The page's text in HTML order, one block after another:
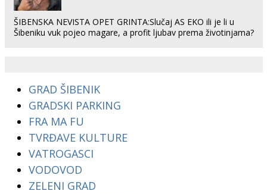
ŠIBENSKA NEVISTA OPET GRINTA:Slučaj AS EKO ili je li u
Šibeniku vuk pojeo magare, a profit ljubav prema životinjama?
GRAD ŠIBENIK
GRADSKI PARKING
FRA MA FU
TVRĐAVE KULTURE
VATROGASCI
VODOVOD
ZELENI GRAD